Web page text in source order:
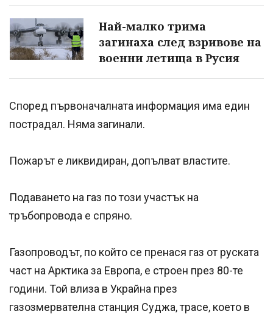
Най-малко трима
загинаха след взривове на
военни летища в Русия
Според първоначалната информация има един
пострадал. Няма загинали.
Пожарът е ликвидиран, допълват властите.
Подаването на газ по този участък на
тръбопровода е спряно.
Газопроводът, по който се пренася газ от руската
част на Арктика за Европа, е строен през 80-те
години. Той влиза в Украйна през
газозмервателна станция Суджа, трасе, което в